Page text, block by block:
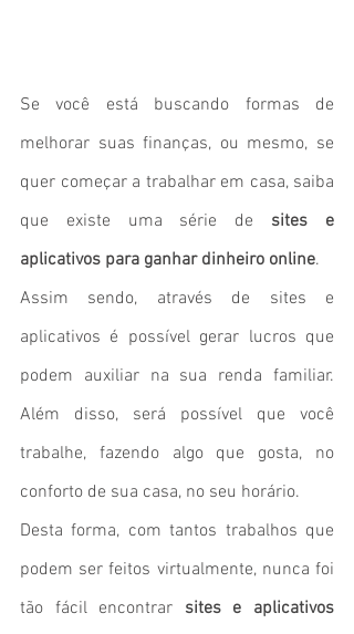
Se você está buscando formas de
melhorar suas finanças, ou mesmo, se
quer começar a trabalhar em casa, saiba
que existe uma série de sites e
aplicativos para ganhar dinheiro online.
Assim sendo, através de sites e
aplicativos é possível gerar lucros que
podem auxiliar na sua renda familiar.
Além disso, será possível que você
trabalhe, fazendo algo que gosta, no
conforto de sua casa, no seu horário.
Desta forma, com tantos trabalhos que
podem ser feitos virtualmente, nunca foi
tão fácil encontrar sites e aplicativos